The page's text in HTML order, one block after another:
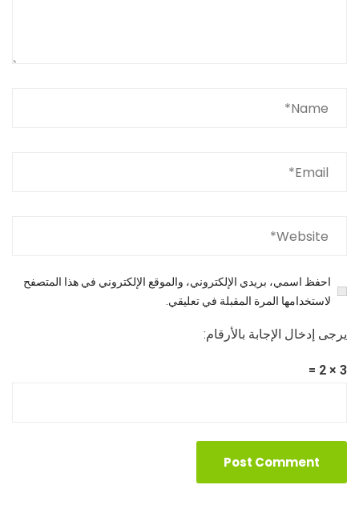
احفظ اسمي، بريدي الإلكتروني، والموقع الإلكتروني في هذا المتصفح
لاستخدامها المرة المقبلة في تعليقي.
يرجى إدخال الإجابة بالأرقام:
3 × 2 =